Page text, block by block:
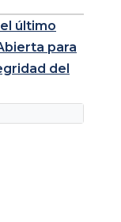
último
para
del